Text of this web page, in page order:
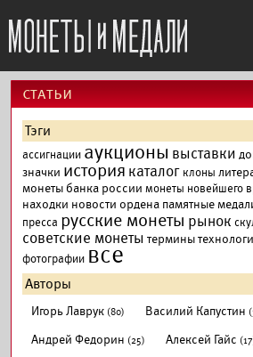
cтатьи
Тэги
ассигнации аукционы выставки
значки история каталог клоны
монеты банка россии монеты новейшего
находки новости ордена памятные
пресса русские монеты рынок
советские монеты термины
фотографии все
Авторы
Игорь Лаврук (80) Василий Капустин
Андрей Федорин (25) Алексей Гайс